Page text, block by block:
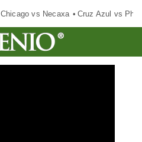
Chicago vs Necaxa Cruz Azul vs